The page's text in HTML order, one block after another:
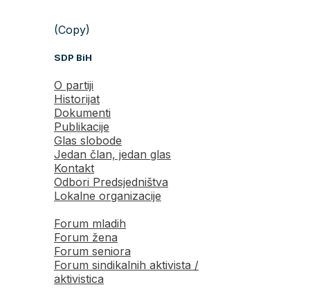
(Copy)
SDP BiH
O partiji
Historijat
Dokumenti
Publikacije
Glas slobode
Jedan član, jedan glas
Kontakt
Odbori Predsjedništva
Lokalne organizacije
Forum mladih
Forum žena
Forum seniora
Forum sindikalnih aktivista /
aktivistica